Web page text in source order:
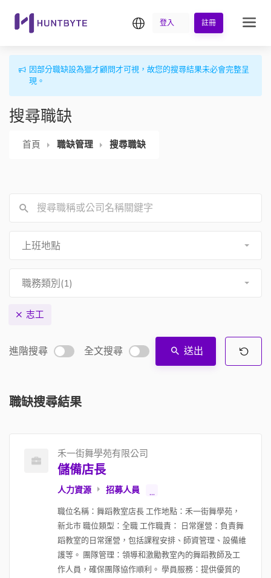
繁中登入 註冊
因部分職缺設為獵才顧問才可視，故您的搜尋結果未必會完整呈
現。
搜尋職缺
首頁 職缺管理 搜尋職缺
上班地點
職務類別(1)
志工
進階搜尋 全文搜尋 送出
職缺搜尋結果
禾一街舞學苑有限公司
儲備店長
人力資源 招募人員 ...
職位名稱：舞蹈教室店長 工作地點：禾一街舞學苑，
新北市 職位類型：全職 工作職責： 日常運營：負責舞
蹈教室的日常運營，包括課程安排、師資管理、設備維
護等。 團隊管理：領導和激勵教室內的舞蹈教師及工
作人員，確保團隊協作順利。 學員服務：提供優質的